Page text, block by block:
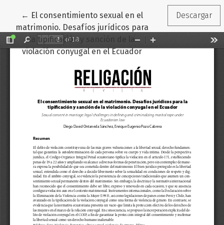
← Volver a los detalles del artículo
El consentimiento sexual en el
matrimonio. Desafíos jurídicos para
la tipificación y sanción de la
violación conyugal en el Ecuador
Descargar